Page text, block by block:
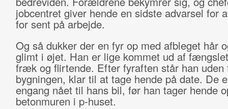
jobcentret giver hende en sidste advarsel for
for sent på arbejde.
Og så dukker der en fyr op med afbleget hår
glimt i øjet. Han er lige kommet ud af
fræk og flirtende. Efter fyraften står han uden
bygningen, klar til at tage hende på date. De
engang nået til hans bil, før han tager hende
betonmuren i p-huset.